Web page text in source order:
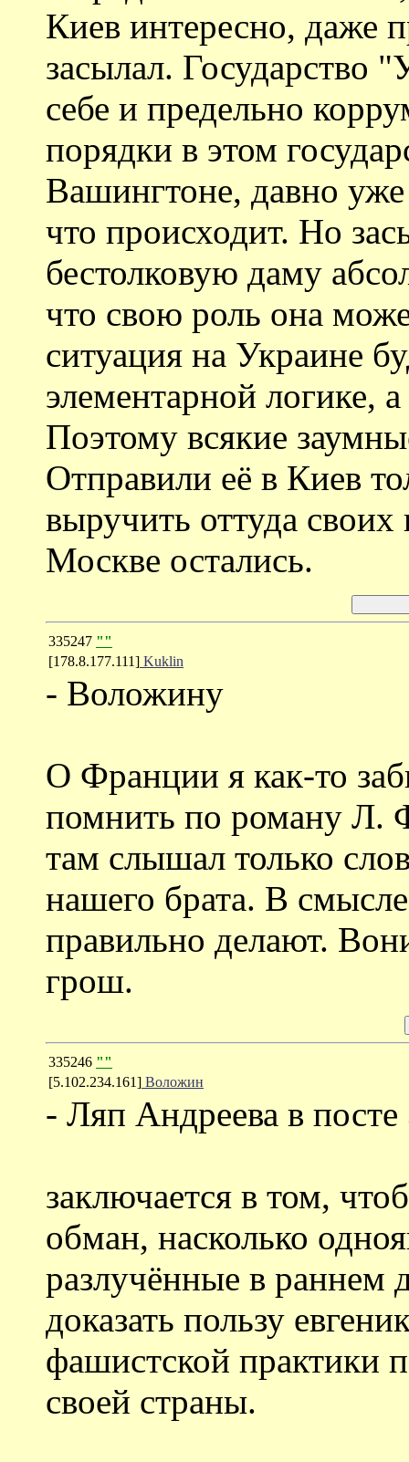
Киев интересно, даже
засылал. Государство
себе и предельно
порядки в этом
Вашингтоне, давно
что происходит. Но
бестолковую даму
что свою роль она
ситуация на Украине
элементарной логике,
Поэтому всякие
Отправили её в Киев
выручить оттуда
Москве остались.
335247 ""
[178.8.177.111] Kuklin
- Воложину
О Франции я как-то
помнить по роману Л.
там слышал только
нашего брата. В
правильно делают.
грош.
335246 ""
[5.102.234.161] Воложин
- Ляп Андреева в
заключается в том,
обман, насколько
разлучённые в раннем
доказать пользу
фашистской практики
своей страны.